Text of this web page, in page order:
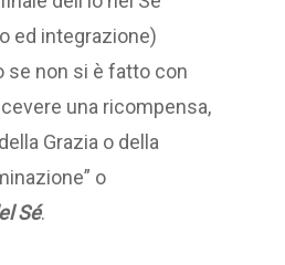
ed integrazione)
se non si è fatto con
una ricompensa,
Grazia o della
o
Sé.